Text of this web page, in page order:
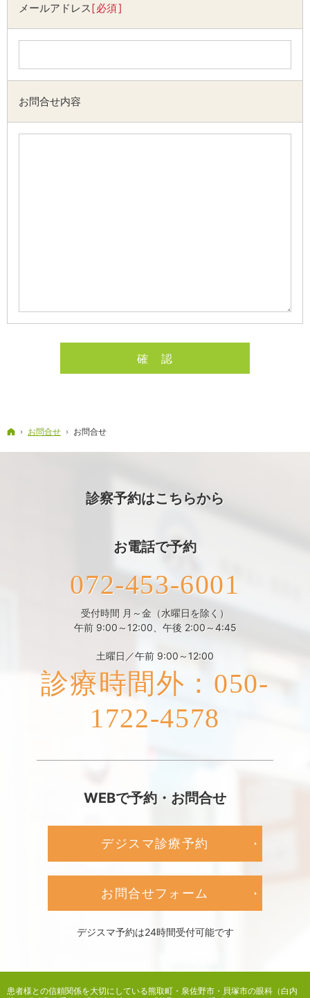
メールアドレス 必須
お問合せ内容
ホーム
お問合せ お問合せ
診察予約はこちらから
お電話で予約
072-453-6001
受付時間 月～金（水曜日を除く）
午前 9:00～12:00、午後 2:00～4:45
土曜日／午前 9:00～12:00
診療時間外：050-
1722-4578
WEBで予約・お問合せ
デジスマ診療予約
お問合せフォーム
デジスマ予約は24時間受付可能です
患者様との信頼関係を大切にしている熊取町・泉佐野市・貝塚市の眼科（白内